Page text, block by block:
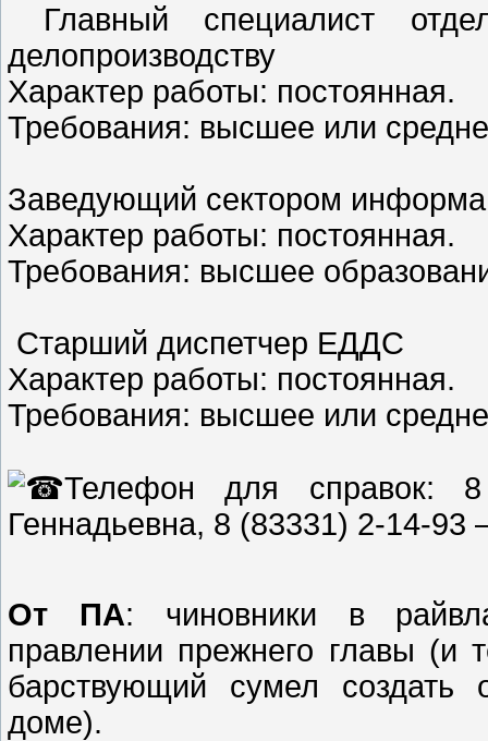
Главный специалист
делопроизводству
Характер работы: постоянная.
Требования: высшее или
Заведующий сектором
Характер работы: постоянная.
Требования: высшее
Старший диспетчер ЕДДС
Характер работы: постоянная.
Требования: высшее или
Телефон для справок:
Геннадьевна, 8 (83331) 2-14-
От ПА: чиновники в
правлении прежнего главы (и
барствующий сумел
доме).